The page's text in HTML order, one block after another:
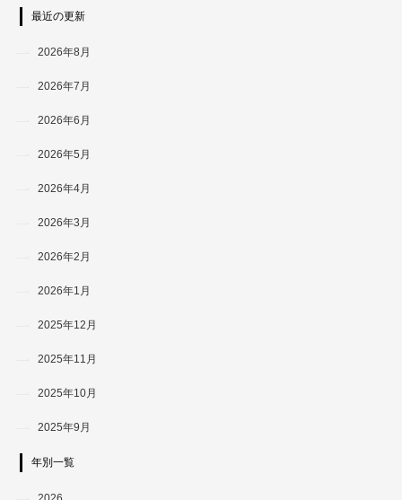
最近の更新
2026年8月
2026年7月
2026年6月
2026年5月
2026年4月
2026年3月
2026年2月
2026年1月
2025年12月
2025年11月
2025年10月
2025年9月
年別一覧